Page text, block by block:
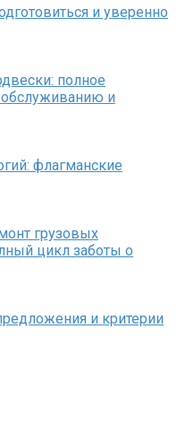
и уверенно
полное
обслуживанию и
флагманские
грузовых
цикл заботы о
и критерии